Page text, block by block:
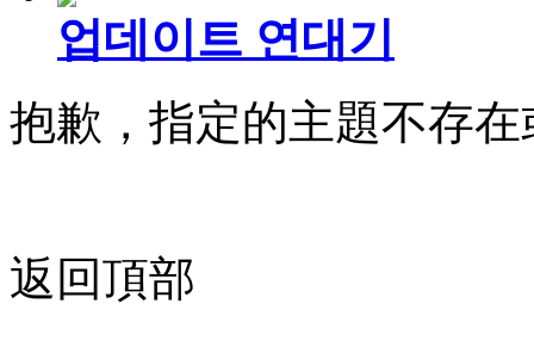
업데이트 연대기
抱歉，指定的主題不存
返回頂部